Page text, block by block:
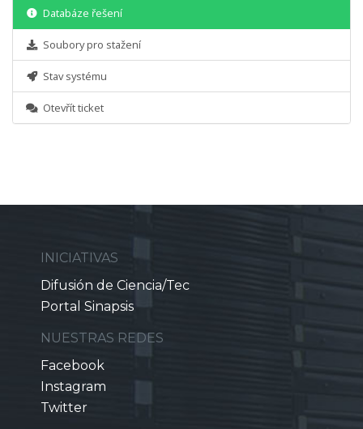
Databáze řešení
Soubory pro stažení
Stav systému
Otevřít ticket
INICIATIVAS
Difusión de Ciencia/Tec
Portal Sinapsis
NUESTRAS REDES
Facebook
Instagram
Twitter